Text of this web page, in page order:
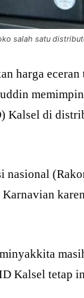
salah satu
harga
Kalsel di
Kalsel tetap